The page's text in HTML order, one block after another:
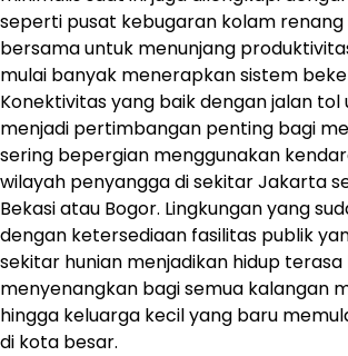
seperti pusat kebugaran kolam
bersama untuk menunjang
mulai banyak menerapkan sistem
Konektivitas yang baik dengan jalan tol
menjadi pertimbangan penting bagi
sering bepergian menggunakan
wilayah penyangga di sekitar Jakarta
Bekasi atau Bogor. Lingkungan yang
dengan ketersediaan fasilitas publik
sekitar hunian menjadikan hidup
menyenangkan bagi semua kalangan
hingga keluarga kecil yang baru
di kota besar.